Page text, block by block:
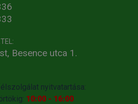
Besence utca 1.
nyitvatartása:
10:00 - 16:00